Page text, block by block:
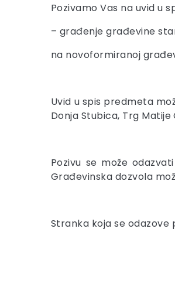
Pozivamo Vas na uvid u
– građenje građevine
na novoformiranoj
Uvid u spis predmeta
Donja Stubica, Trg Matije
Pozivu se može
Građevinska dozvola
Stranka koja se odazove